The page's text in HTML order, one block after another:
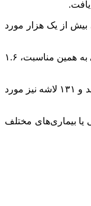
۳۴ مورد اعلام کرد و گفت:در این بازه زمانی بیش از یک هزار مورد
حامی با اشاره به نظارت بهداشتی دامپزشکی بر ذبح بیش از ۲ هزار ۷۶۰ راس دام در عید سعید قربان در استان ادامه داد: در جریان طرح تشدید نظارت‌های شرعی و بهداشتی دامپزشکی به همین مناسبت، ۱.۶
وی گفت: از مجموع دام‌های بازرسی شده تعداد ۲ هزار و ۴۷۹ لاشه پس از کشتار تحت نظارت دقیق کارشناسان قرار گرفت که از این تعداد هشت لاشه به صورت کامل ضبط و معدوم شد و ۱۳۱ لاشه نیز مورد
ریه (شُش) و ۴۲ مورد کلیه به دلیل آلودگی‌های انگلی یا بیماری‌های مختلف